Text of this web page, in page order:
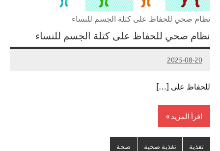
نظام صحي للحفاظ على كتلة الجسم للنساء
نظام صحي للحفاظ على كتلة الجسم للنساء
2025-08-20
Admin#
للحفاظ على […]
اقرأ المزيد
تغذية تغذية صحية صحة